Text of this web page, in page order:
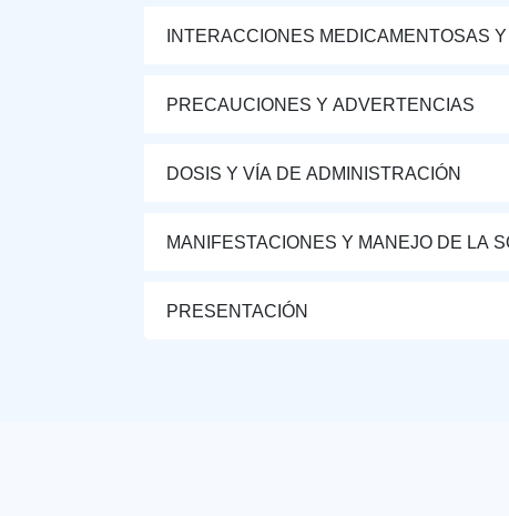
INTERACCIONES MEDICAMENTOSAS
PRECAUCIONES Y ADVERTENCIAS
DOSIS Y VÍA DE ADMINISTRACIÓN
MANIFESTACIONES Y MANEJO DE LA
PRESENTACIÓN